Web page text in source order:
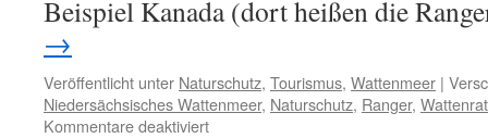
Beispiel Kanada (dort heißen die
→
Veröffentlicht unter Naturschutz, Tourismus, Wattenmeer |
Niedersächsisches Wattenmeer, Naturschutz, Ranger, Wattenrat
Kommentare deaktiviertfür